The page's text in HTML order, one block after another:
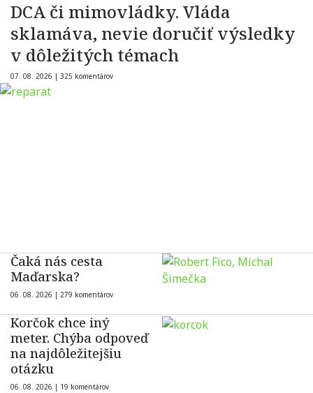
DCA či mimovládky. Vláda
sklamáva, nevie doručiť výsledky
v dôležitých témach
07. 08. 2026 | 325 komentárov
Čaká nás cesta
Maďarska?
06. 08. 2026 | 279 komentárov
Korčok chce iný
meter. Chýba odpoveď
na najdôležitejšiu
otázku
06. 08. 2026 | 19 komentárov